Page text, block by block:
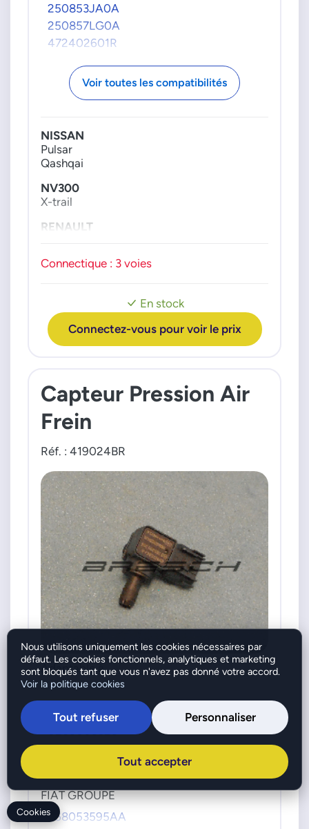
250853JA0A
250857LG0A
472402601R
Voir toutes les compatibilités
En stock
Connectez-vous pour voir le prix
NISSAN
Pulsar
Qashqai
NV300
X-trail
RENAULT
Kadjar
Twingo 3
Connectique : 3 voies
Capteur Pression Air
Frein
Réf. : 419024BR
Adaptable à
FIAT GROUPE
K68053595AA
Cookies
Nous utilisons uniquement les cookies nécessaires par
défaut. Les cookies fonctionnels, analytiques et marketing
sont bloqués tant que vous n'avez pas donné votre accord.
Voir la politique cookies
Tout refuser Personnaliser
Tout accepter